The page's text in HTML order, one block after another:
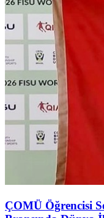
ÇOMÜ Öğrencisi